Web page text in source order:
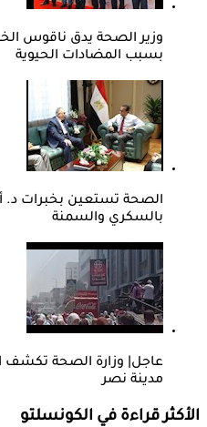
بسبب المضادات الحيوية
الصحة تستعين بخبرات د.
بالسكري والسمنة
عاجل| وزارة الصحة تكشف
مدينة نصر
الأكثر قراءة في الكونسلتو